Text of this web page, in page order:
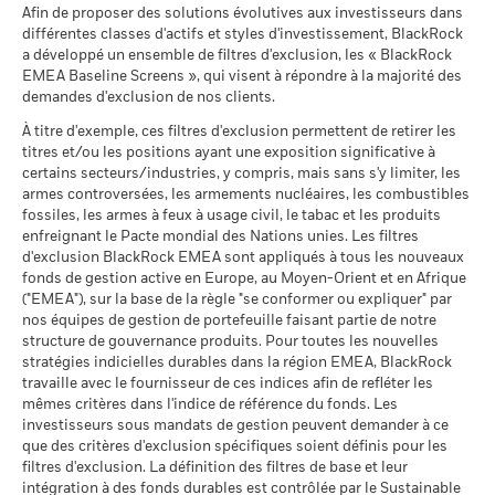
Le rendement de votre investissement peut augmenter ou
diminuer en raison des fluctuations des devises si votre
investissement est effectué dans une devise autre que celle
utilisée dans le calcul des performances passées. Source :
Prêt moyen (% des encours sous gestion)
Max, prêt (% de l'actif net)
Collateral (% du prêt)
Les informations du tableau de synthèse du prêt ne sont pas
communiquées pour les fonds qui pratiquent le prêt de titres
depuis moins de 12 mois.
BlackRock a pour politique de communiquer les informations
relatives aux performances tous les trimestres, dans un délai
d'un mois. Concrètement, cela signifie que les performances
entre le 01/01/2019 et le 31/12/2019 pourront être rendues
publiques à compter du 01/02/2020.
Le pourcentage de prêt maximum peut varier à la hausse ou à
la baisse au fil du temps.
L’activité de prêt de titres comporte un risque de perte si
l'emprunteur fait défaut avant que les titres ne soient
restitués et si, en raison des mouvements du marché, la valeur
Intermédiaire
Ce que vous pourriez obtenir après
Rendement annuel moyen
Favorable
Ce que vous pourriez obtenir après
Rendement annuel moyen
Le scénario de tension montre ce que vous pourriez obtenir
dans des situations de marché extrêmes.
Notation des fonds ESG MSCI
au 17/juil./2026
AA
Pointage de qualité ESG
MSCI (0-10)
au 17/juil./2026
Classification mondiale des
fonds selon Lipper
au 17/juil./2026
Equity Europe
Moyenne pondérée de
l'intensité carbone MSCI
(tonnes de CO2e/M$ de
ventes)
au 17/juil./2026
MSCI Implied Temperature
Rise (0-3,0+ °C)
> 2,0-2,5 °C
% des avoirs à l'égard
desquels des données ESG
MSCI
au 17/juil./2026
99,92
au 06/août/2026
MSCI - Contrevenants au
Pacte mondial des Nations
Unies
au 06/août/2026
0,00%
MSCI - Charbon thermique
au 06/août/2026
0,00%
MSCI - Sables bitumineux
au 06/août/2026
0,00%
Données sur la
participation aux secteurs
d'activité
au 06/août/2026
99,98%
Pourcentage des avoirs du
fonds à l'égard desquels
des données ne sont pas
disponibles
au 06/août/2026
(en)
Sustainability related disclosure - ISECTATTL
iShares V plc - Prospectus (English)
iShares V plc - Prospectus (French -
Belgium^France)
Voir tous les documents
Afin de proposer des solutions évolutives aux investisseurs dans
différentes classes d'actifs et styles d'investissement, BlackRock
a développé un ensemble de filtres d'exclusion, les « BlackRock
EMEA Baseline Screens », qui visent à répondre à la majorité des
demandes d'exclusion de nos clients.
À titre d'exemple, ces filtres d'exclusion permettent de retirer les
titres et/ou les positions ayant une exposition significative à
certains secteurs/industries, y compris, mais sans s'y limiter, les
armes controversées, les armements nucléaires, les combustibles
fossiles, les armes à feux à usage civil, le tabac et les produits
enfreignant le Pacte mondial des Nations unies. Les filtres
d'exclusion BlackRock EMEA sont appliqués à tous les nouveaux
fonds de gestion active en Europe, au Moyen-Orient et en Afrique
("EMEA"), sur la base de la règle "se conformer ou expliquer" par
nos équipes de gestion de portefeuille faisant partie de notre
structure de gouvernance produits. Pour toutes les nouvelles
stratégies indicielles durables dans la région EMEA, BlackRock
travaille avec le fournisseur de ces indices afin de refléter les
mêmes critères dans l'indice de référence du fonds. Les
investisseurs sous mandats de gestion peuvent demander à ce
que des critères d'exclusion spécifiques soient définis pour les
filtres d'exclusion. La définition des filtres de base et leur
intégration à des fonds durables est contrôlée par le Sustainable